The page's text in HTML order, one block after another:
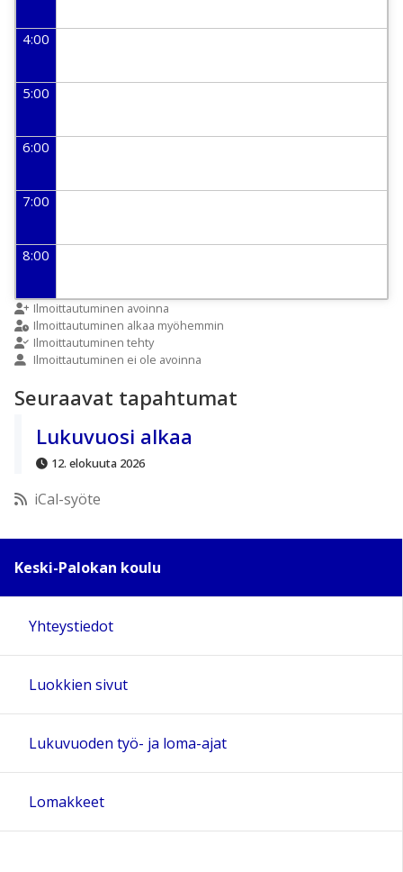
4:00
5:00
6:00
7:00
8:00
9:00
10:00
12:00
15:00
16:00
17:00
18:00
Ilmoittautuminen avoinna
Ilmoittautuminen alkaa myöhemmin
Ilmoittautuminen tehty
Ilmoittautuminen ei ole avoinna
Seuraavat tapahtumat
Lukuvuosi alkaa
12. elokuuta 2026
iCal-syöte
Keski-Palokan koulu
Yhteystiedot
Luokkien sivut
Lukuvuoden työ- ja loma-ajat
Lomakkeet